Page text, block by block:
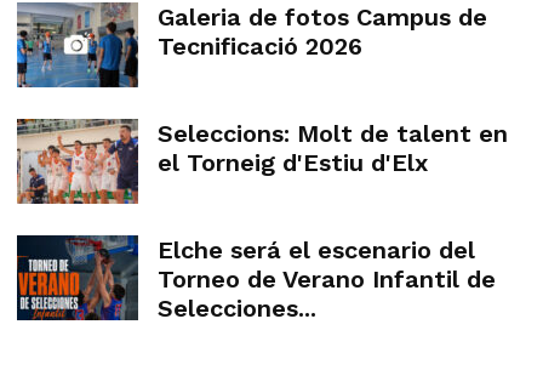
Galeria de fotos Campus de
Tecnificació 2026
Seleccions: Molt de talent en
el Torneig d'Estiu d'Elx
Elche será el escenario del
Torneo de Verano Infantil de
Selecciones...